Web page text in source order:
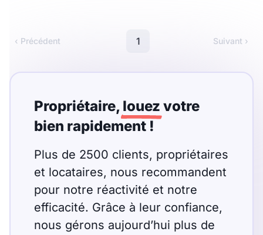
Meublé
Montant du loyer
€
€
Nombre de pièces
Studio T1 T1 bis
T3 T4 T5
‹ Précédent 1 Suivant ›
Propriétaire, louez votre
bien rapidement !
Plus de 2500 clients, propriétaires
et locataires, nous recommandent
pour notre réactivité et notre
efficacité. Grâce à leur confiance,
nous gérons aujourd’hui plus de